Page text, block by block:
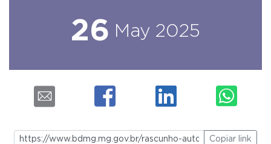
26 May 2025
Copiar link